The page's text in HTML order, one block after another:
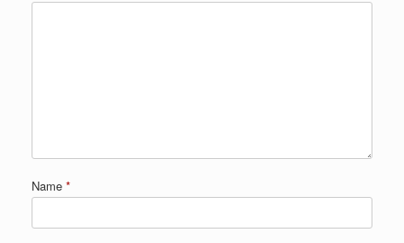
Name *